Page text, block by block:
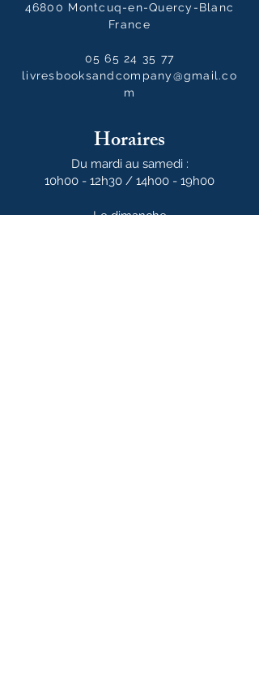
46800 Montcuq-en-Quercy-Blanc
France
05 65 24 35 77
livresbooksandcompany@gmail.co
m
Horaires
Du mardi au samedi :
10h00 - 12h30 / 14h00 - 19h00
Le dimanche